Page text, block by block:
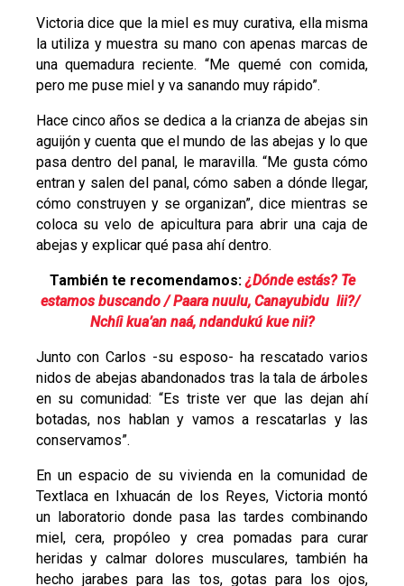
Victoria dice que la miel es muy curativa, ella misma
la utiliza y muestra su mano con apenas marcas de
una quemadura reciente. “Me quemé con comida,
pero me puse miel y va sanando muy rápido”.
Hace cinco años se dedica a la crianza de abejas sin
aguijón y cuenta que el mundo de las abejas y lo que
pasa dentro del panal, le maravilla. “Me gusta cómo
entran y salen del panal, cómo saben a dónde llegar,
cómo construyen y se organizan”, dice mientras se
coloca su velo de apicultura para abrir una caja de
abejas y explicar qué pasa ahí dentro.
También te recomendamos:¿Dónde estás? Te
estamos buscando / Paara nuulu, Canayubidu lii?/
Nchíi kua’an naá, ndandukú kue nii?
Junto con Carlos -su esposo- ha rescatado varios
nidos de abejas abandonados tras la tala de árboles
en su comunidad: “Es triste ver que las dejan ahí
botadas, nos hablan y vamos a rescatarlas y las
conservamos”.
En un espacio de su vivienda en la comunidad de
Textlaca en Ixhuacán de los Reyes, Victoria montó
un laboratorio donde pasa las tardes combinando
miel, cera, propóleo y crea pomadas para curar
heridas y calmar dolores musculares, también ha
hecho jarabes para las tos, gotas para los ojos,